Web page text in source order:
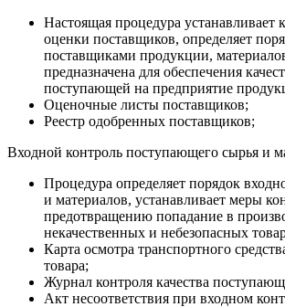
Настоящая процедура устанавливает
оценки поставщиков, определяет
поставщиками продукции,
предназначена для обеспечения
поступающей на предприятие
Оценочные листы поставщиков;
Реестр одобренных поставщиков;
Входной контроль поступающего сырья и
Процедура определяет порядок
и материалов, устанавливает меры
предотвращению попадание в
некачественных и небезопасных
Карта осмотра транспортного
товара;
Журнал контроля качества
Акт несоответствия при входном